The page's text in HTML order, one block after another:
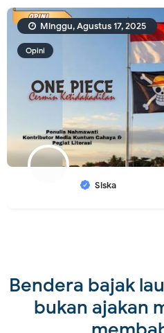
Opini
Siska
Minggu, Agustus 17, 2025
Bendera bajak
bukan ajakan